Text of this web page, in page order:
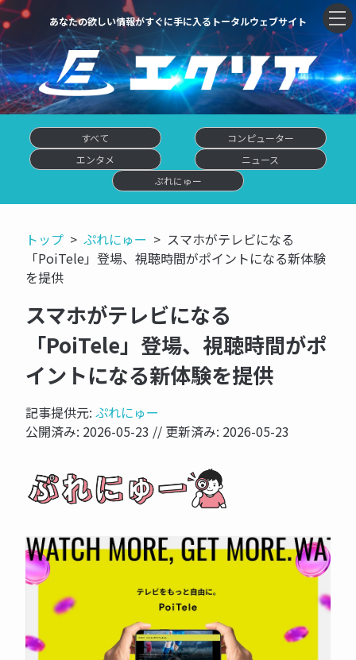
あなたの欲しい情報がすぐに手に入るトータルウェブサイト
すべて
コンピューター
エンタメ
ニュース
ぷれにゅー
トップ ぷれにゅー
スマホがテレビになる
「PoiTele」登場、視聴時間がポイントになる新体験
を提供
スマホがテレビになる
「PoiTele」登場、視聴時間がポ
イントになる新体験を提供
記事提供元: ぷれにゅー
公開済み: 2026-05-23 // 更新済み: 2026-05-23